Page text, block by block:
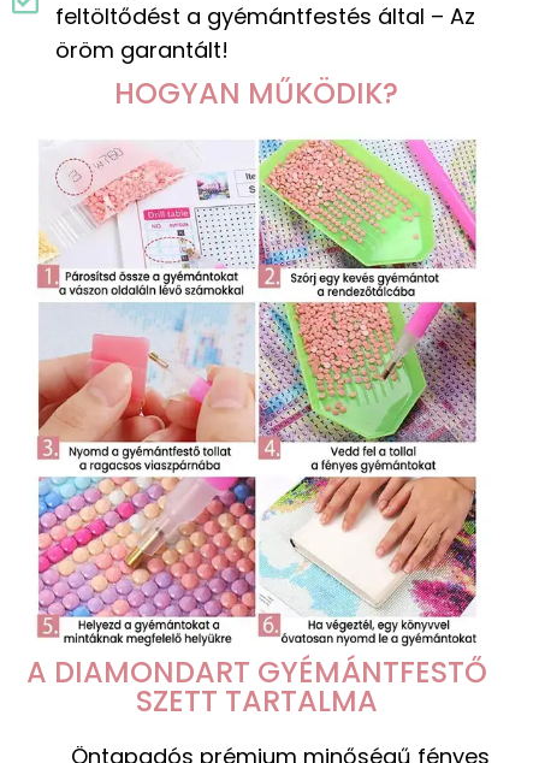
feltöltődést a gyémántfestés által – Az
öröm garantált!
HOGYAN MŰKÖDIK?
A DIAMONDART GYÉMÁNTFESTŐ
SZETT TARTALMA
Öntapadós prémium minőségű fényes